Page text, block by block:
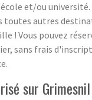
et/ou
toutes autres
! Vous pouvez
sans frais
sur Grimesnil